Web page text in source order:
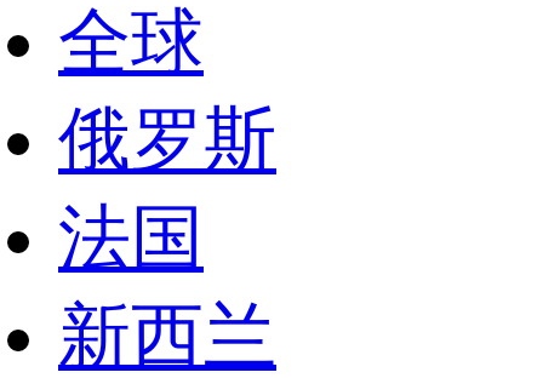
全球
俄罗斯
法国
新西兰